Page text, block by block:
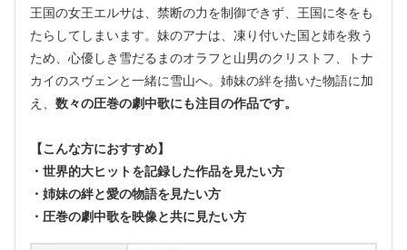
王国の女王エルサは、禁断の力を制御できず、王国に冬をも
たらしてしまいます。妹のアナは、凍り付いた国と姉を救う
ため、心優しき雪だるまのオラフと山男のクリストフ、トナ
カイのスヴェンと一緒に雪山へ。姉妹の絆を描いた物語に加
え、 数々の圧巻の劇中歌にも注目の作品です。
【こんな方におすすめ】
・世界的大ヒットを記録した作品を見たい方
・姉妹の絆と愛の物語を見たい方
・圧巻の劇中歌を映像と共に見たい方